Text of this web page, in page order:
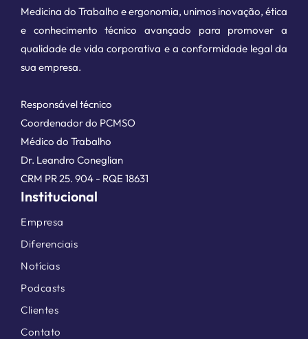
Medicina do Trabalho e ergonomia, unimos inovação, ética
e conhecimento técnico avançado para promover a
qualidade de vida corporativa e a conformidade legal da
sua empresa.
Responsável técnico
Coordenador do PCMSO
Médico do Trabalho
Dr. Leandro Coneglian
CRM PR 25. 904 - RQE 18631
Institucional
Empresa
Diferenciais
Notícias
Podcasts
Clientes
Contato